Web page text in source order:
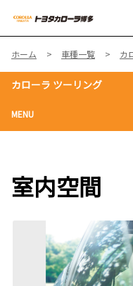
ホーム 車種一覧 カ
カローラ ツーリング
MENU
室内空間